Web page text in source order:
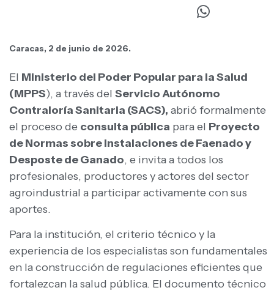
Caracas, 2 de junio de 2026.
El Ministerio del Poder Popular para la Salud
(MPPS), a través del Servicio Autónomo
Contraloría Sanitaria (SACS), abrió formalmente
el proceso de consulta pública para el Proyecto
de Normas sobre Instalaciones de Faenado y
Desposte de Ganado, e invita a todos los
profesionales, productores y actores del sector
agroindustrial a participar activamente con sus
aportes.
Para la institución, el criterio técnico y la
experiencia de los especialistas son fundamentales
en la construcción de regulaciones eficientes que
fortalezcan la salud pública. El documento técnico